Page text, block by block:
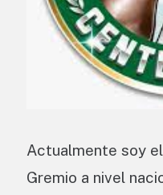
Actualmente soy
Gremio a nivel